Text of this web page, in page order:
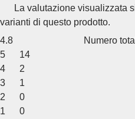
La valutazione visualizzata
varianti di questo prodotto.
4.8
Numero
5
14
4
2
3
1
2
0
1
0